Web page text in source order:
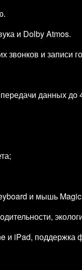
и Dolby Atmos.
звонков и записи
данных до
и мышь
и iPad,